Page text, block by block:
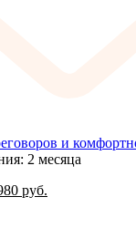
и
2 месяца
руб.